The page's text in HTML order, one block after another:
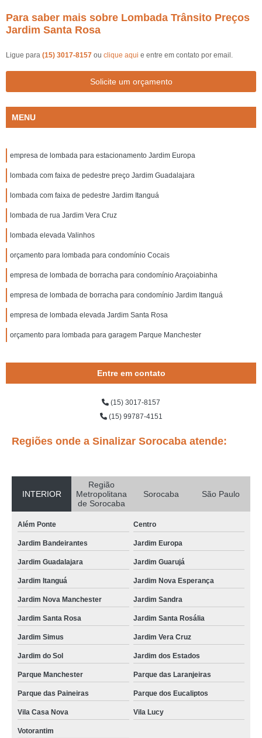
Para saber mais sobre Lombada Trânsito Preços
Jardim Santa Rosa
Ligue para (15) 3017-8157 ou clique aqui e entre em contato por email.
Solicite um orçamento
MENU
empresa de lombada para estacionamento Jardim Europa
lombada com faixa de pedestre preço Jardim Guadalajara
lombada com faixa de pedestre Jardim Itanguá
lombada de rua Jardim Vera Cruz
lombada elevada Valinhos
orçamento para lombada para condomínio Cocais
empresa de lombada de borracha para condomínio Araçoiabinha
empresa de lombada de borracha para condomínio Jardim Itanguá
empresa de lombada elevada Jardim Santa Rosa
orçamento para lombada para garagem Parque Manchester
Entre em contato
(15) 3017-8157
(15) 99787-4151
Regiões onde a Sinalizar Sorocaba atende:
INTERIOR
Região
Metropolitana
de Sorocaba
Sorocaba São Paulo
Além Ponte Centro
Jardim Bandeirantes Jardim Europa
Jardim Guadalajara Jardim Guarujá
Jardim Itanguá Jardim Nova Esperança
Jardim Nova Manchester Jardim Sandra
Jardim Santa Rosa Jardim Santa Rosália
Jardim Simus Jardim Vera Cruz
Jardim do Sol Jardim dos Estados
Parque Manchester Parque das Laranjeiras
Parque das Paineiras Parque dos Eucaliptos
Vila Casa Nova Vila Lucy
Votorantim